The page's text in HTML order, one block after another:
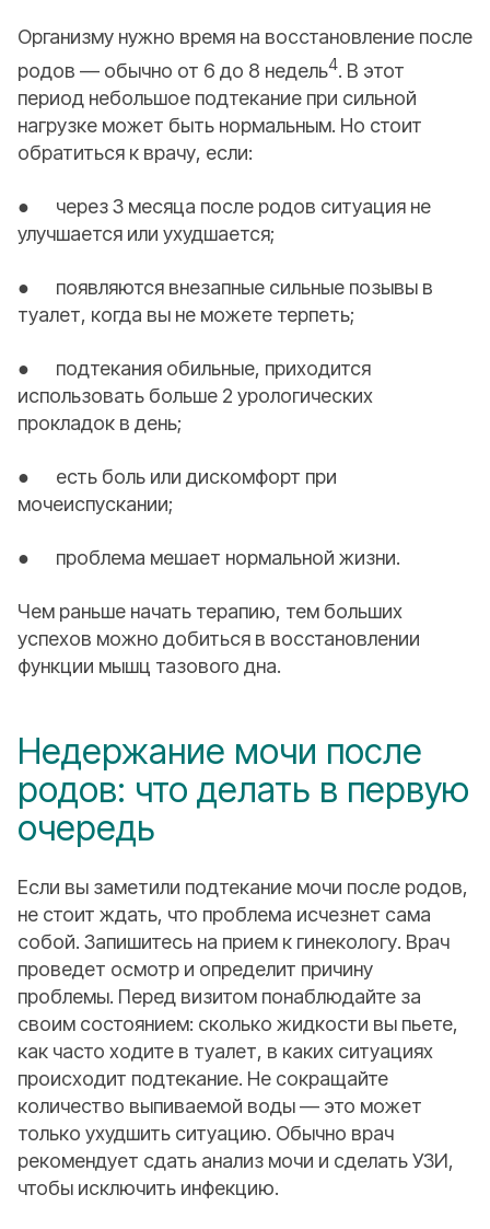
Организму нужно время на восстановление после
родов — обычно от 6 до 8 недель4. В этот
период небольшое подтекание при сильной
нагрузке может быть нормальным. Но стоит
обратиться к врачу, если:
● через 3 месяца после родов ситуация не
улучшается или ухудшается;
● появляются внезапные сильные позывы в
туалет, когда вы не можете терпеть;
● подтекания обильные, приходится
использовать больше 2 урологических
прокладок в день;
● есть боль или дискомфорт при
мочеиспускании;
● проблема мешает нормальной жизни.
Чем раньше начать терапию, тем больших
успехов можно добиться в восстановлении
функции мышц тазового дна.
Недержание мочи после
родов: что делать в первую
очередь
Если вы заметили подтекание мочи после родов,
не стоит ждать, что проблема исчезнет сама
собой. Запишитесь на прием к гинекологу. Врач
проведет осмотр и определит причину
проблемы. Перед визитом понаблюдайте за
своим состоянием: сколько жидкости вы пьете,
как часто ходите в туалет, в каких ситуациях
происходит подтекание. Не сокращайте
количество выпиваемой воды — это может
только ухудшить ситуацию. Обычно врач
рекомендует сдать анализ мочи и сделать УЗИ,
чтобы исключить инфекцию.